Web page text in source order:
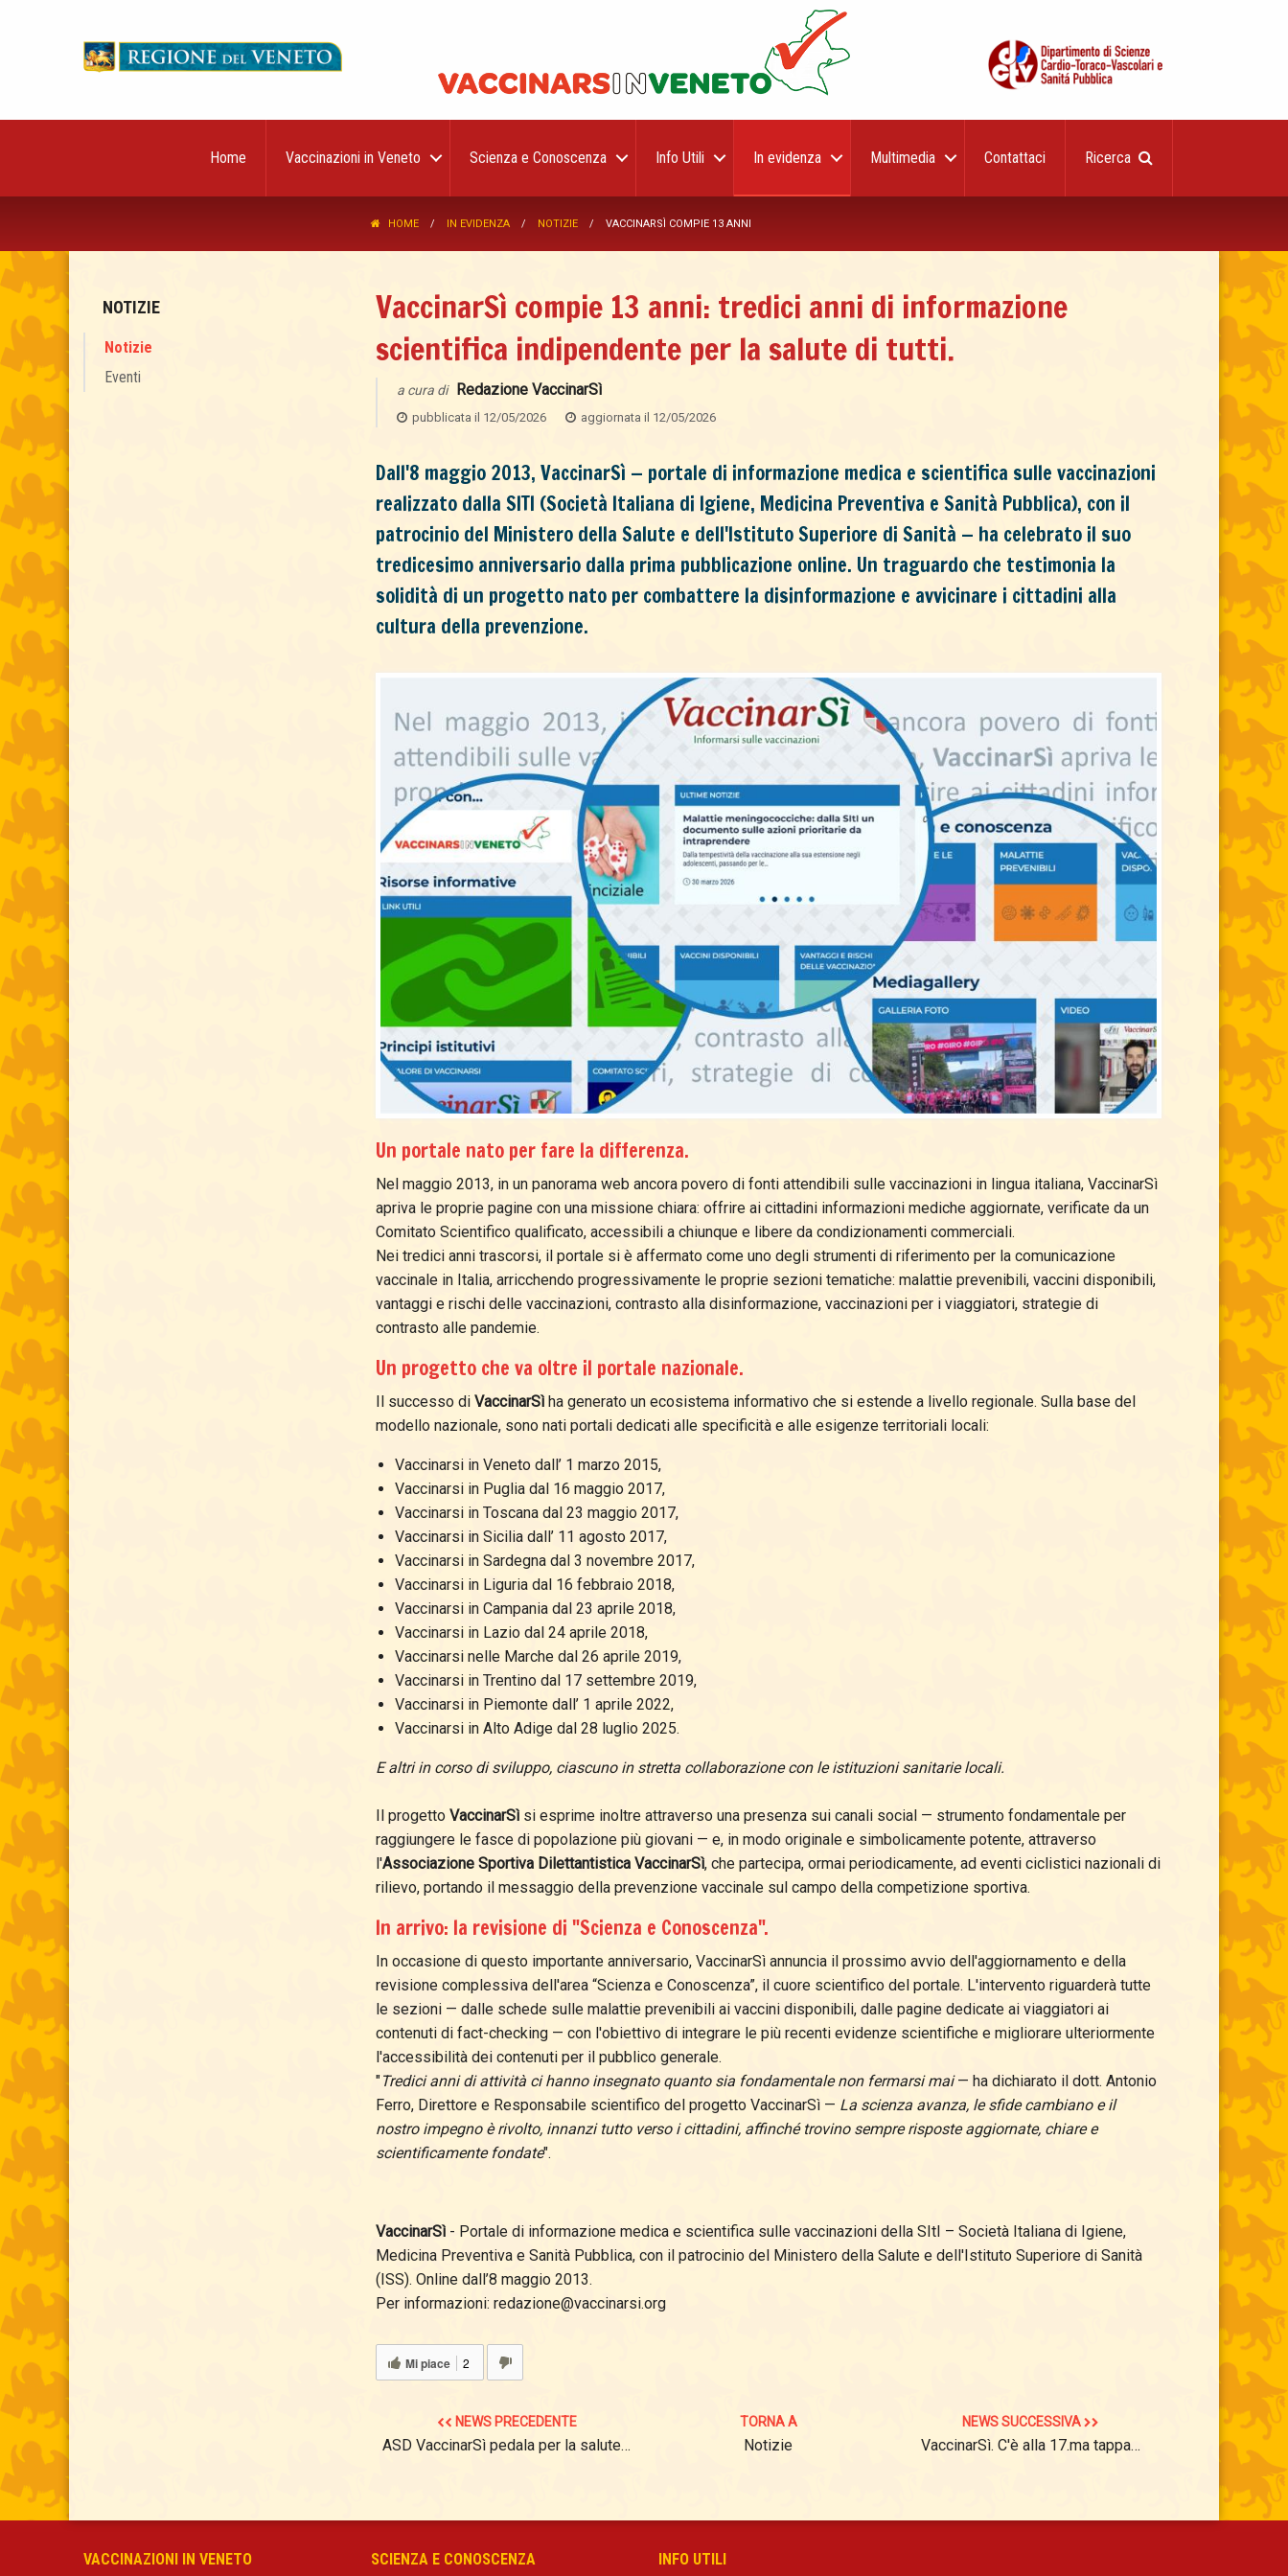
Home Vaccinazioni in Veneto Scienza e Conoscenza Info Utili In evidenza Multimedia Contattaci Ricerca
HOME IN EVIDENZA NOTIZIE VACCINARSÌ COMPIE 13 ANNI
NOTIZIE
Notizie
Eventi
VaccinarSì compie 13 anni: tredici anni di informazione
scientifica indipendente per la salute di tutti.
a cura di Redazione VaccinarSì
pubblicata il 12/05/2026 aggiornata il 12/05/2026
Dall'8 maggio 2013, VaccinarSì — portale di informazione medica e scientifica sulle vaccinazioni
realizzato dalla SITI (Società Italiana di Igiene, Medicina Preventiva e Sanità Pubblica), con il
patrocinio del Ministero della Salute e dell'Istituto Superiore di Sanità — ha celebrato il suo
tredicesimo anniversario dalla prima pubblicazione online. Un traguardo che testimonia la
solidità di un progetto nato per combattere la disinformazione e avvicinare i cittadini alla
cultura della prevenzione.
Un portale nato per fare la differenza.
Nel maggio 2013, in un panorama web ancora povero di fonti attendibili sulle vaccinazioni in lingua italiana, VaccinarSì
apriva le proprie pagine con una missione chiara: offrire ai cittadini informazioni mediche aggiornate, verificate da un
Comitato Scientifico qualificato, accessibili a chiunque e libere da condizionamenti commerciali.
Nei tredici anni trascorsi, il portale si è affermato come uno degli strumenti di riferimento per la comunicazione
vaccinale in Italia, arricchendo progressivamente le proprie sezioni tematiche: malattie prevenibili, vaccini disponibili,
vantaggi e rischi delle vaccinazioni, contrasto alla disinformazione, vaccinazioni per i viaggiatori, strategie di
contrasto alle pandemie.
Un progetto che va oltre il portale nazionale.
Il successo di VaccinarSì ha generato un ecosistema informativo che si estende a livello regionale. Sulla base del
modello nazionale, sono nati portali dedicati alle specificità e alle esigenze territoriali locali:
Vaccinarsi in Veneto dall’ 1 marzo 2015,
Vaccinarsi in Puglia dal 16 maggio 2017,
Vaccinarsi in Toscana dal 23 maggio 2017,
Vaccinarsi in Sicilia dall’ 11 agosto 2017,
Vaccinarsi in Sardegna dal 3 novembre 2017,
Vaccinarsi in Liguria dal 16 febbraio 2018,
Vaccinarsi in Campania dal 23 aprile 2018,
Vaccinarsi in Lazio dal 24 aprile 2018,
Vaccinarsi nelle Marche dal 26 aprile 2019,
Vaccinarsi in Trentino dal 17 settembre 2019,
Vaccinarsi in Piemonte dall’ 1 aprile 2022,
Vaccinarsi in Alto Adige dal 28 luglio 2025.
E altri in corso di sviluppo, ciascuno in stretta collaborazione con le istituzioni sanitarie locali.
Il progetto VaccinarSì si esprime inoltre attraverso una presenza sui canali social — strumento fondamentale per
raggiungere le fasce di popolazione più giovani — e, in modo originale e simbolicamente potente, attraverso
l'Associazione Sportiva Dilettantistica VaccinarSì, che partecipa, ormai periodicamente, ad eventi ciclistici nazionali di
rilievo, portando il messaggio della prevenzione vaccinale sul campo della competizione sportiva.
In arrivo: la revisione di "Scienza e Conoscenza".
In occasione di questo importante anniversario, VaccinarSì annuncia il prossimo avvio dell'aggiornamento e della
revisione complessiva dell'area “Scienza e Conoscenza”, il cuore scientifico del portale. L'intervento riguarderà tutte
le sezioni — dalle schede sulle malattie prevenibili ai vaccini disponibili, dalle pagine dedicate ai viaggiatori ai
contenuti di fact-checking — con l'obiettivo di integrare le più recenti evidenze scientifiche e migliorare ulteriormente
l'accessibilità dei contenuti per il pubblico generale.
"Tredici anni di attività ci hanno insegnato quanto sia fondamentale non fermarsi mai— ha dichiarato il dott. Antonio
Ferro, Direttore e Responsabile scientifico del progetto VaccinarSì — La scienza avanza, le sfide cambiano e il
nostro impegno è rivolto, innanzi tutto verso i cittadini, affinché trovino sempre risposte aggiornate, chiare e
scientificamente fondate".
VaccinarSì - Portale di informazione medica e scientifica sulle vaccinazioni della SItI – Società Italiana di Igiene,
Medicina Preventiva e Sanità Pubblica, con il patrocinio del Ministero della Salute e dell'Istituto Superiore di Sanità
(ISS). Online dall’8 maggio 2013.
Per informazioni: redazione@vaccinarsi.org
Mi piace 2
NEWS PRECEDENTE
ASD VaccinarSì pedala per la salute…
TORNA A
Notizie
NEWS SUCCESSIVA
VaccinarSì. C'è alla 17.ma tappa…
VACCINAZIONI IN VENETO SCIENZA E CONOSCENZA INFO UTILI